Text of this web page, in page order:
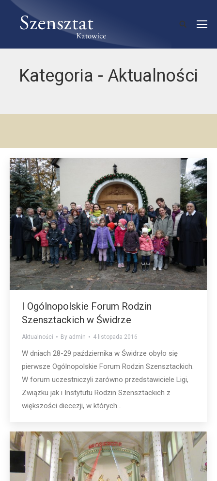
Kategoria - Aktualności
I Ogólnopolskie Forum Rodzin
Szensztackich w Świdrze
Aktualności By admin 4 listopada 2016
W dniach 28-29 października w Świdrze obyło się
pierwsze Ogólnopolskie Forum Rodzin Szensztackich.
W forum uczestniczyli zarówno przedstawiciele Ligi,
Związku jak i Instytutu Rodzin Szensztackich z
większości diecezji, w których…